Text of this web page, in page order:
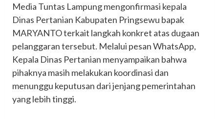
‎Media Tuntas Lampung mengonfirmasi kepala
Dinas Pertanian Kabupaten Pringsewu bapak
MARYANTO terkait langkah konkret atas dugaan
pelanggaran tersebut. Melalui pesan WhatsApp,
Kepala Dinas Pertanian menyampaikan bahwa
pihaknya masih melakukan koordinasi dan
menunggu keputusan dari jenjang pemerintahan
yang lebih tinggi.